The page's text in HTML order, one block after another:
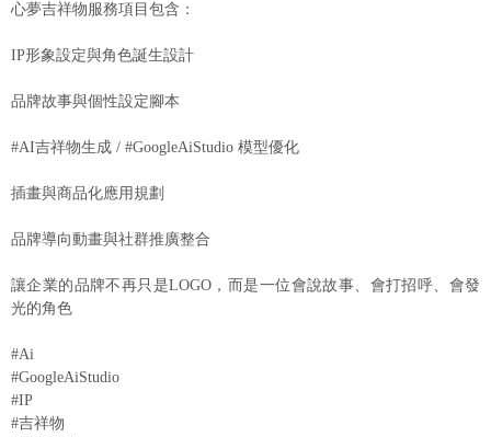
心夢吉祥物服務項目包含：
IP形象設定與角色誕生設計
品牌故事與個性設定腳本
#AI吉祥物生成 / #GoogleAiStudio 模型優化
插畫與商品化應用規劃
品牌導向動畫與社群推廣整合
讓企業的品牌不再只是LOGO，而是一位會說故事、會打招呼、會發
光的角色
#Ai
#GoogleAiStudio
#IP
#吉祥物